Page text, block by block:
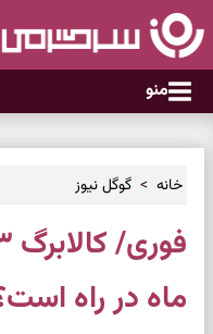
منو
خانه گوگل نیوز
ماه در راه